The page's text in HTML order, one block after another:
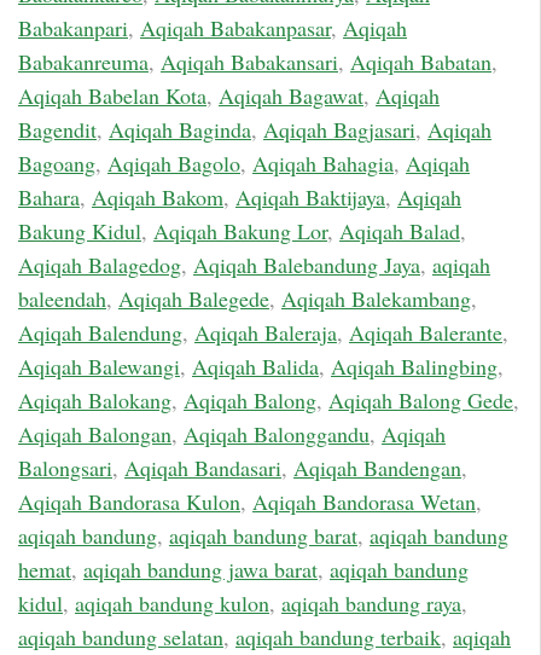
Babakanpari, Aqiqah Babakanpasar, Aqiqah
Babakanreuma, Aqiqah Babakansari, Aqiqah Babatan,
Aqiqah Babelan Kota, Aqiqah Bagawat, Aqiqah
Bagendit, Aqiqah Baginda, Aqiqah Bagjasari, Aqiqah
Bagoang, Aqiqah Bagolo, Aqiqah Bahagia, Aqiqah
Bahara, Aqiqah Bakom, Aqiqah Baktijaya, Aqiqah
Bakung Kidul, Aqiqah Bakung Lor, Aqiqah Balad,
Aqiqah Balagedog, Aqiqah Balebandung Jaya, aqiqah
baleendah, Aqiqah Balegede, Aqiqah Balekambang,
Aqiqah Balendung, Aqiqah Baleraja, Aqiqah Balerante,
Aqiqah Balewangi, Aqiqah Balida, Aqiqah Balingbing,
Aqiqah Balokang, Aqiqah Balong, Aqiqah Balong Gede,
Aqiqah Balongan, Aqiqah Balonggandu, Aqiqah
Balongsari, Aqiqah Bandasari, Aqiqah Bandengan,
Aqiqah Bandorasa Kulon, Aqiqah Bandorasa Wetan,
aqiqah bandung, aqiqah bandung barat, aqiqah bandung
hemat, aqiqah bandung jawa barat, aqiqah bandung
kidul, aqiqah bandung kulon, aqiqah bandung raya,
aqiqah bandung selatan, aqiqah bandung terbaik, aqiqah